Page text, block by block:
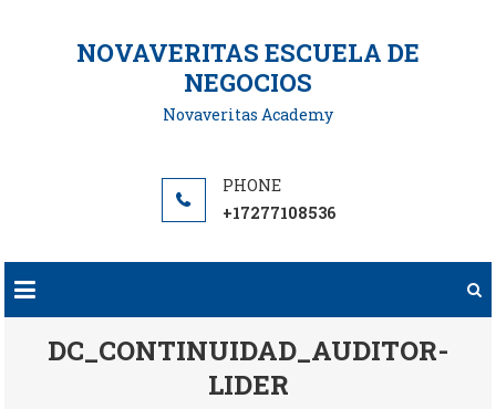
NOVAVERITAS ESCUELA DE
NEGOCIOS
Novaveritas Academy
+17277108536
DC_CONTINUIDAD_AUDITOR-
LIDER